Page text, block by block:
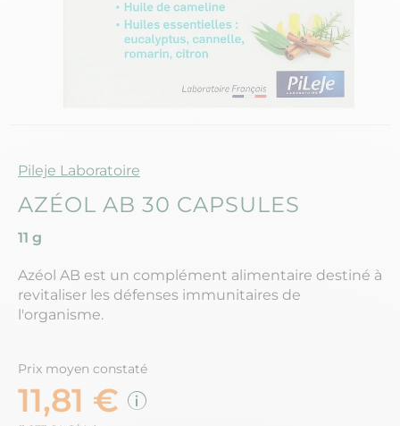
Marque
Pileje Laboratoire
AZÉOL AB 30 CAPSULES
11 g
Azéol AB est un complément alimentaire destiné à
revitaliser les défenses immunitaires de
l'organisme.
Prix moyen constaté
11,81 €